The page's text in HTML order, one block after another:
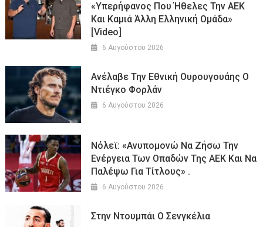
«Υπερήφανος Που Ήθελες Την ΑΕΚ
Και Καμιά Άλλη Ελληνική Ομάδα»
[Video]
6 Αυγούστου 2026
Ανέλαβε Την Εθνική Ουρουγουάης Ο
Ντιέγκο Φορλάν
6 Αυγούστου 2026
Νόλεϊ: «Ανυπομονώ Να Ζήσω Την
Ενέργεια Των Οπαδών Της ΑΕΚ Και Να
Παλέψω Για Τίτλους» .
6 Αυγούστου 2026
Στην Ντουμπάι Ο Σενγκέλια